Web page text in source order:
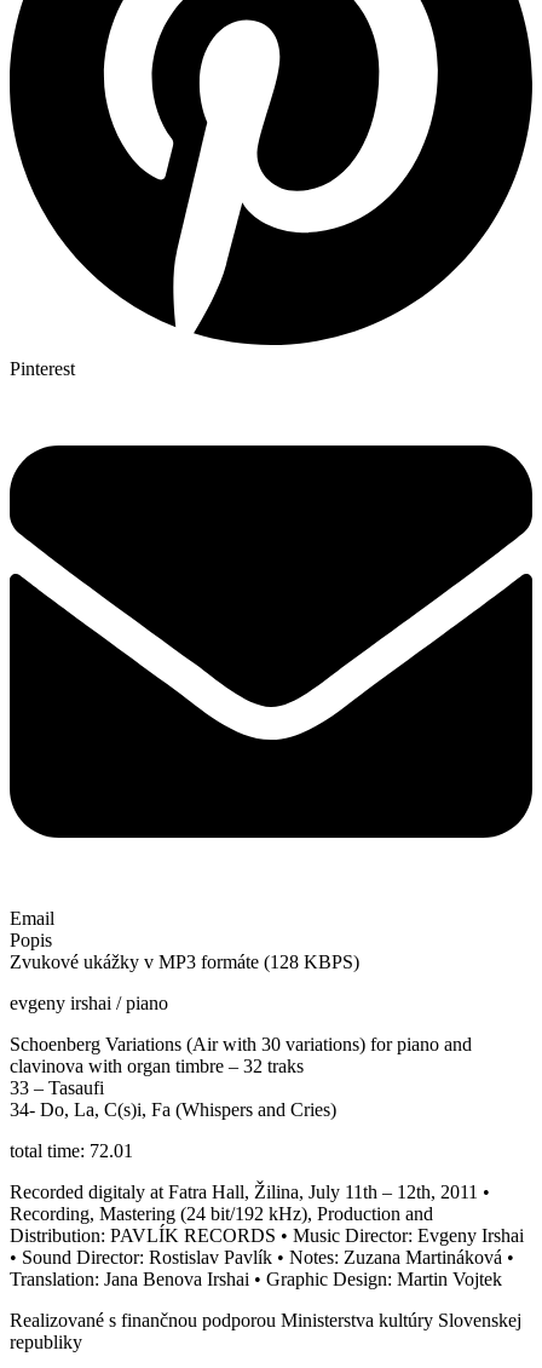
Pinterest
Email
Popis
Zvukové ukážky v MP3 formáte (128 KBPS)
evgeny irshai / piano
Schoenberg Variations (Air with 30 variations) for piano and
clavinova with organ timbre – 32 traks
33 – Tasaufi
34- Do, La, C(s)i, Fa (Whispers and Cries)
total time: 72.01
Recorded digitaly at Fatra Hall, Žilina, July 11th – 12th, 2011 •
Recording, Mastering (24 bit/192 kHz), Production and
Distribution: PAVLÍK RECORDS • Music Director: Evgeny Irshai
• Sound Director: Rostislav Pavlík • Notes: Zuzana Martináková •
Translation: Jana Benova Irshai • Graphic Design: Martin Vojtek
Realizované s finančnou podporou Ministerstva kultúry Slovenskej
republiky